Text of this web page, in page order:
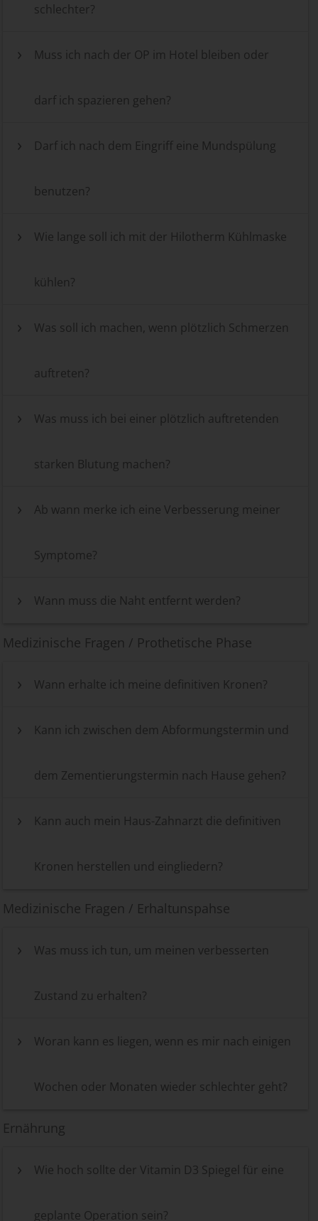
schlechter?
Muss ich nach der OP im Hotel bleiben oder
darf ich spazieren gehen?
Darf ich nach dem Eingriff eine Mundspülung
benutzen?
Wie lange soll ich mit der Hilotherm Kühlmaske
kühlen?
Was soll ich machen, wenn plötzlich Schmerzen
auftreten?
Was muss ich bei einer plötzlich auftretenden
starken Blutung machen?
Ab wann merke ich eine Verbesserung meiner
Symptome?
Wann muss die Naht entfernt werden?
Medizinische Fragen / Prothetische Phase
Wann erhalte ich meine definitiven Kronen?
Kann ich zwischen dem Abformungstermin und
dem Zementierungstermin nach Hause gehen?
Kann auch mein Haus-Zahnarzt die definitiven
Kronen herstellen und eingliedern?
Medizinische Fragen / Erhaltunspahse
Was muss ich tun, um meinen verbesserten
Zustand zu erhalten?
Woran kann es liegen, wenn es mir nach einigen
Wochen oder Monaten wieder schlechter geht?
Ernährung
Wie hoch sollte der Vitamin D3 Spiegel für eine
geplante Operation sein?